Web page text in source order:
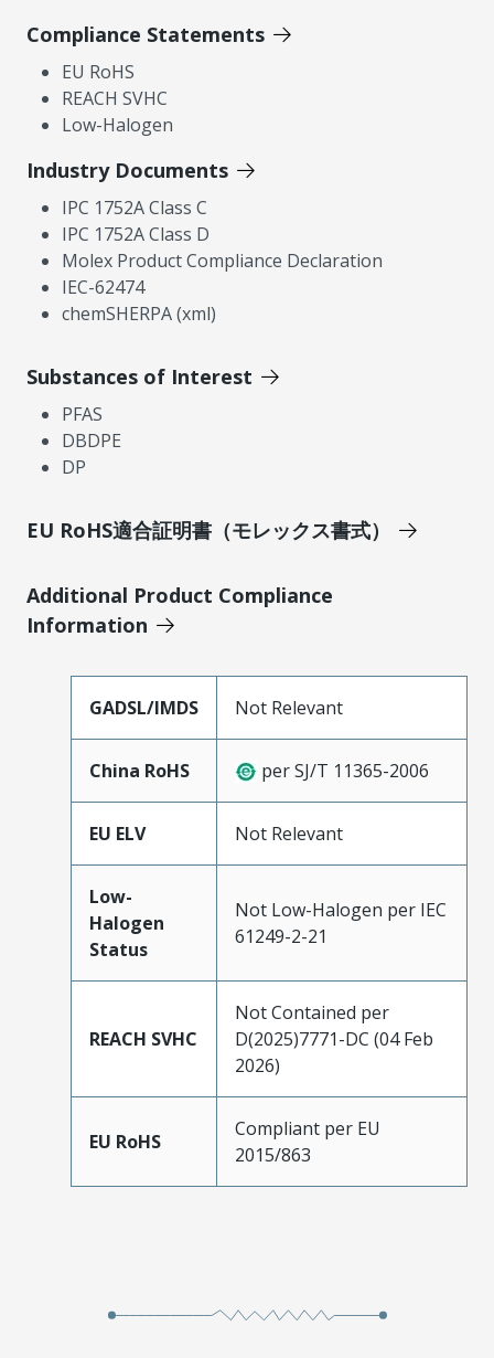
Compliance Statements
EU RoHS
REACH SVHC
Low-Halogen
Industry Documents
IPC 1752A Class C
IPC 1752A Class D
Molex Product Compliance Declaration
IEC-62474
chemSHERPA (xml)
Substances of Interest
PFAS
DBDPE
DP
EU RoHS適合証明書（モレックス書式）
Additional Product Compliance
Information
GADSL/IMDS Not Relevant
China RoHS per SJ/T 11365-2006
EU ELV Not Relevant
Low-
Halogen
Status
Not Low-Halogen per IEC
61249-2-21
REACH SVHC
Not Contained per
D(2025)7771-DC (04 Feb
2026)
EU RoHS
Compliant per EU
2015/863